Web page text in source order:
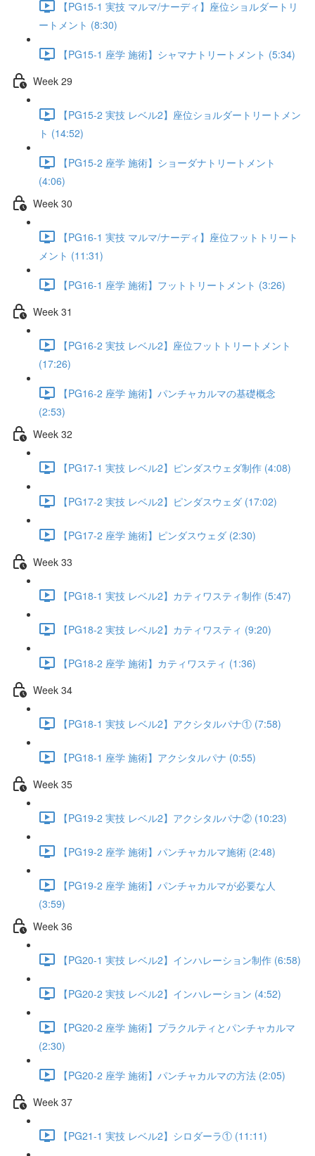
【PG15-1 実技 マルマ/ナーディ】座位ショルダートリ
ートメント (8:30)
【PG15-1 座学 施術】シャマナトリートメント (5:34)
Week 29
【PG15-2 実技 レベル2】座位ショルダートリートメン
ト (14:52)
【PG15-2 座学 施術】ショーダナトリートメント
(4:06)
Week 30
【PG16-1 実技 マルマ/ナーディ】座位フットトリート
メント (11:31)
【PG16-1 座学 施術】フットトリートメント (3:26)
Week 31
【PG16-2 実技 レベル2】座位フットトリートメント
(17:26)
【PG16-2 座学 施術】パンチャカルマの基礎概念
(2:53)
Week 32
【PG17-1 実技 レベル2】ピンダスウェダ制作 (4:08)
【PG17-2 実技 レベル2】ピンダスウェダ (17:02)
【PG17-2 座学 施術】ピンダスウェダ (2:30)
Week 33
【PG18-1 実技 レベル2】カティワスティ制作 (5:47)
【PG18-2 実技 レベル2】カティワスティ (9:20)
【PG18-2 座学 施術】カティワスティ (1:36)
Week 34
【PG18-1 実技 レベル2】アクシタルパナ① (7:58)
【PG18-1 座学 施術】アクシタルパナ (0:55)
Week 35
【PG19-2 実技 レベル2】アクシタルパナ② (10:23)
【PG19-2 座学 施術】パンチャカルマ施術 (2:48)
【PG19-2 座学 施術】パンチャカルマが必要な人
(3:59)
Week 36
【PG20-1 実技 レベル2】インハレーション制作 (6:58)
【PG20-2 実技 レベル2】インハレーション (4:52)
【PG20-2 座学 施術】プラクルティとパンチャカルマ
(2:30)
【PG20-2 座学 施術】パンチャカルマの方法 (2:05)
Week 37
【PG21-1 実技 レベル2】シロダーラ① (11:11)